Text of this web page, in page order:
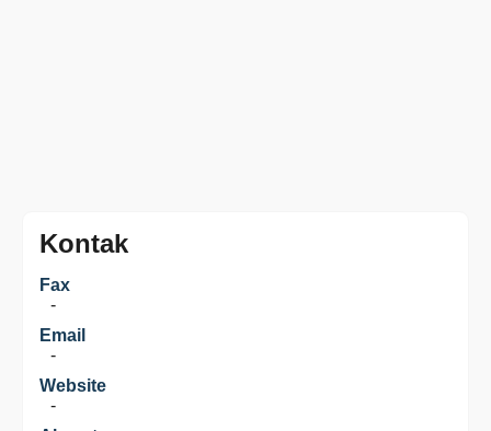
Kontak
Fax
-
Email
-
Website
-